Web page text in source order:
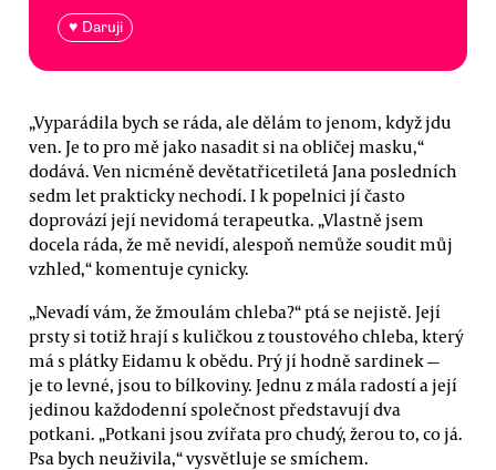
♥ Daruji
„Vyparádila bych se ráda, ale dělám to jenom, když jdu
ven. Je to pro mě jako nasadit si na obličej masku,“
dodává. Ven nicméně devětatřicetiletá Jana posledních
sedm let prakticky nechodí. I k popelnici jí často
doprovází její nevidomá terapeutka. „Vlastně jsem
docela ráda, že mě nevidí, alespoň nemůže soudit můj
vzhled,“ komentuje cynicky.
„Nevadí vám, že žmoulám chleba?“ ptá se nejistě. Její
prsty si totiž hrají s kuličkou z toustového chleba, který
má s plátky Eidamu k obědu. Prý jí hodně sardinek —
je to levné, jsou to bílkoviny. Jednu z mála radostí a její
jedinou každodenní společnost představují dva
potkani. „Potkani jsou zvířata pro chudý, žerou to, co já.
Psa bych neuživila,“ vysvětluje se smíchem.